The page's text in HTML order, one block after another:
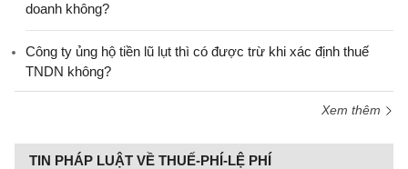
doanh không?
Công ty ủng hộ tiền lũ lụt thì có được trừ khi xác định thuế
TNDN không?
Xem thêm
TIN PHÁP LUẬT VỀ THUẾ-PHÍ-LỆ PHÍ